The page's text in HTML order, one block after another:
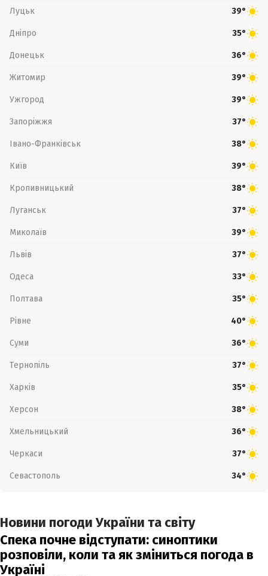
Луцьк 39°
Дніпро 35°
Донецьк 36°
Житомир 39°
Ужгород 39°
Запоріжжя 37°
Івано-Франківськ 38°
Київ 39°
Кропивницький 38°
Луганськ 37°
Миколаїв 39°
Львів 37°
Одеса 33°
Полтава 35°
Рівне 40°
Суми 36°
Тернопіль 37°
Харків 35°
Херсон 38°
Хмельницький 36°
Черкаси 37°
Севастополь 34°
Новини погоди України та світу
Спека почне відступати: синоптики
розповіли, коли та як зміниться погода в
Україні